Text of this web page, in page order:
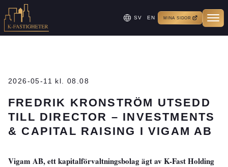
SV EN MINA SIDOR
2026-05-11 kl. 08.08
FREDRIK KRONSTRÖM UTSEDD
TILL DIRECTOR – INVESTMENTS
& CAPITAL RAISING I VIGAM AB
Vigam AB, ett kapitalförvaltningsbolag ägt av K-Fast Holding